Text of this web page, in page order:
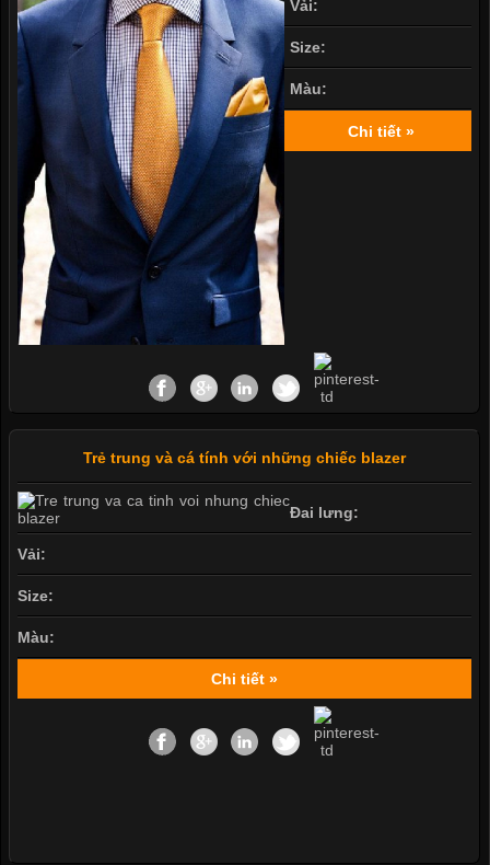
Vải:
Size:
Màu:
Chi tiết »
Trẻ trung và cá tính với những chiếc blazer
Đai lưng:
Vải:
Size:
Màu:
Chi tiết »